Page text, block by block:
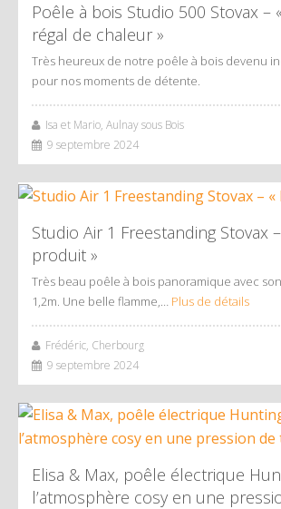
Poêle à bois Studio 500 Stovax –
régal de chaleur »
Très heureux de notre poêle à bois devenu
pour nos moments de détente.
Isa et Mario, Aulnay sous Bois
9 septembre 2024
Studio Air 1 Freestanding Stovax
produit »
Très beau poêle à bois panoramique avec
1,2m. Une belle flamme,… Plus de détails
Frédéric, Cherbourg
9 septembre 2024
Elisa & Max, poêle électrique
l’atmosphère cosy en une